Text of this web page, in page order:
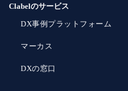
Clabelのサービス
DX事例プラットフォーム
マーカス
DXの窓口